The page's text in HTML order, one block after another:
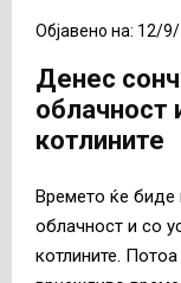
Објавено на: 12/
Денес
облачност
котлините
Времето ќе биде
облачност и со
котлините.